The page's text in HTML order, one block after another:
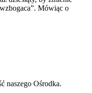
Mówiąc o
naszego Ośrodka.